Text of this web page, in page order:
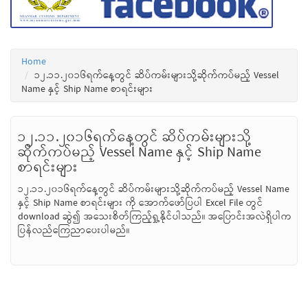
Home
၁၂.၁၁.၂၀၁၆ရက်နေ့တွင် ဆိပ်ကမ်းများသို့ဆိုက်ကပ်မည့် Vessel
Name နှင့် Ship Name စာရင်းများ
၁၂.၁၁.၂၀၁၆ရက်နေ့တွင် ဆိပ်ကမ်းများသို့
ဆိုက်ကပ်မည့် Vessel Name နှင့် Ship Name
စာရင်းများ
၁၂.၁၁.၂၀၁၆ရက်နေ့တွင် ဆိပ်ကမ်းများသို့ဆိုက်ကပ်မည့် Vessel Name
နှင့် Ship Name စာရင်းများ ကို အောက်ဖော်ပြပါ Excel File တွင်
download ဆွဲ၍ အသေးစိတ်ကြည့်ရှု့နိုင်ပါသည်။ အပြောင်းအလဲရှိပါက
ပြန်လည်ကြေညာပေးပါမည်။